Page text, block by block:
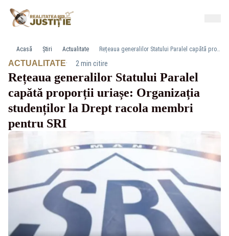
Acasă Știri Actualitate Rețeaua generalilor Statului Paralel capătă proporții uriașe: Organizația studenților la Drept racola membri pentru SRI
ACTUALITATE· 2 min citire
Rețeaua generalilor Statului Paralel
capătă proporții uriașe: Organizația
studenților la Drept racola membri
pentru SRI